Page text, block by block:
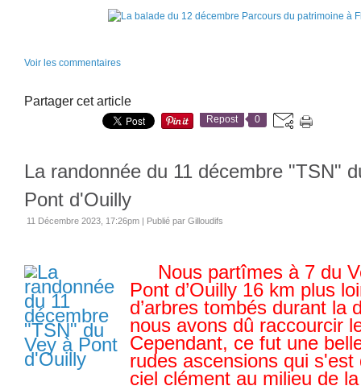
Voir les commentaires
Partager cet article
Repost 0
La randonnée du 11 décembre "TSN"
Pont d'Ouilly
11 Décembre 2023, 17:26pm | Publié par Gilloudifs
Nous partîmes à 7 du
Pont d’Ouilly 16 km plus
d’arbres tombés durant la
nous avons dû raccourcir
Cependant, ce fut une
rudes ascensions qui s'est
ciel clément au milieu de